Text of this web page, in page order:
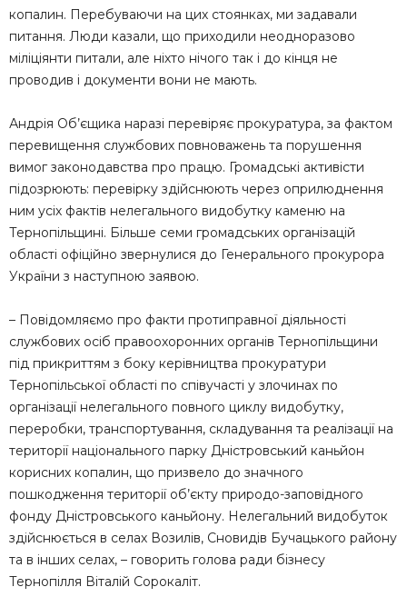
копалин. Перебуваючи на цих стоянках, ми задавали
питання. Люди казали, що приходили неодноразово
міліціянти питали, але ніхто нічого так і до кінця не
проводив і документи вони не мають.
Андрія Об’єщика наразі перевіряє прокуратура, за фактом
перевищення службових повноважень та порушення
вимог законодавства про працю. Громадські активісти
підозрюють: перевірку здійснюють через оприлюднення
ним усіх фактів нелегального видобутку каменю на
Тернопільщині. Більше семи громадських організацій
області офіційно звернулися до Генерального прокурора
України з наступною заявою.
– Повідомляємо про факти протиправної діяльності
службових осіб правоохоронних органів Тернопільщини
під прикриттям з боку керівництва прокуратури
Тернопільської області по співучасті у злочинах по
організації нелегального повного циклу видобутку,
переробки, транспортування, складування та реалізації на
території національного парку Дністровський каньйон
корисних копалин, що призвело до значного
пошкодження території об’єкту природо-заповідного
фонду Дністровського каньйону. Нелегальний видобуток
здійснюється в селах Возилів, Сновидів Бучацького району
та в інших селах, – говорить голова ради бізнесу
Тернопілля Віталій Сорокаліт.